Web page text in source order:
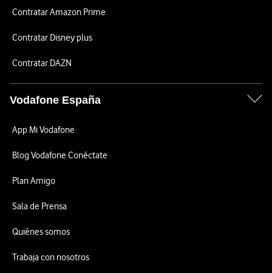
Contratar Amazon Prime
Contratar Disney plus
Contratar DAZN
Vodafone España
App Mi Vodafone
Blog Vodafone Conéctate
Plan Amigo
Sala de Prensa
Quiénes somos
Trabaja con nosotros